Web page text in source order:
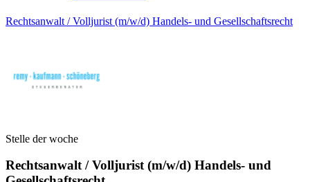
Rechtsanwalt / Volljurist (m/w/d) Handels- und Gesellschaftsrecht
Stelle der woche
Rechtsanwalt / Volljurist (m/w/d) Handels- und